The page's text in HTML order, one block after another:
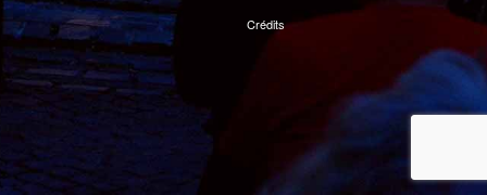
Crédits